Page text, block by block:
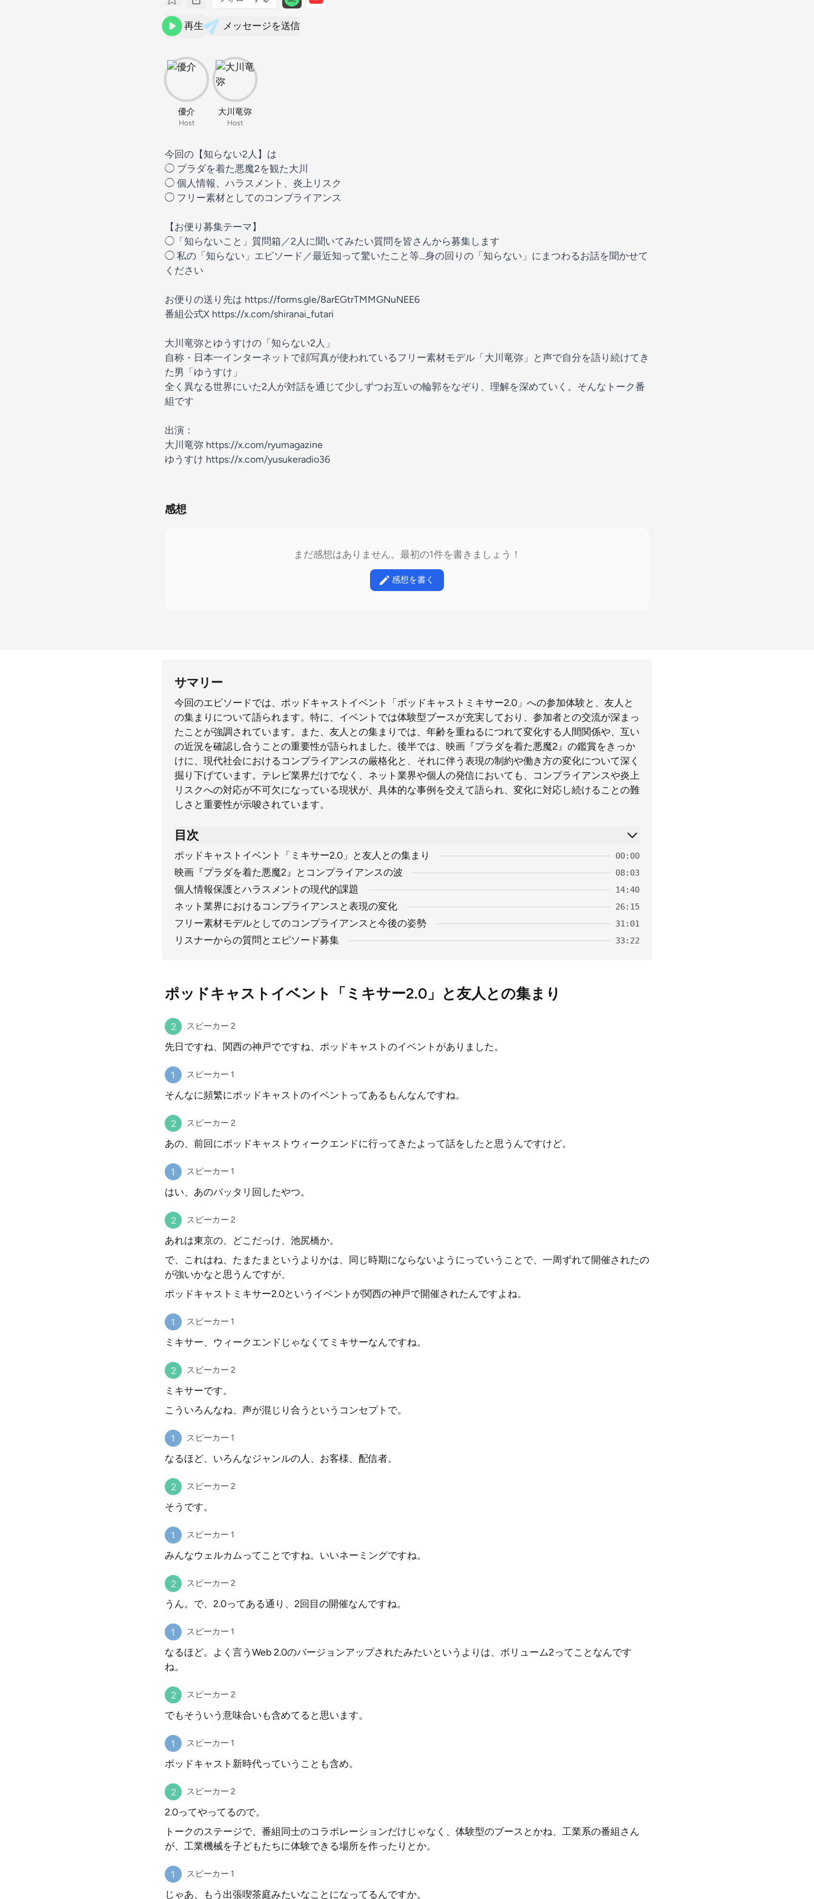
再生 メッセージを送信
優介
Host
大川竜弥
Host
今回の【知らない2人】は
◯ プラダを着た悪魔2を観た大川
◯ 個人情報、ハラスメント、炎上リスク
◯ フリー素材としてのコンプライアンス
【お便り募集テーマ】
◯「知らないこと」質問箱／2人に聞いてみたい質問を皆さんから募集します
◯ 私の「知らない」エピソード／最近知って驚いたこと等…身の回りの「知らない」にまつわるお話を聞かせて
ください
お便りの送り先は https://forms.gle/8arEGtrTMMGNuNEE6
番組公式X https://x.com/shiranai_futari
大川竜弥とゆうすけの「知らない2人」
自称・日本一インターネットで顔写真が使われているフリー素材モデル「大川竜弥」と声で自分を語り続けてき
た男「ゆうすけ」
全く異なる世界にいた2人が対話を通じて少しずつお互いの輪郭をなぞり、理解を深めていく。そんなトーク番
組です
出演：
大川竜弥 https://x.com/ryumagazine
ゆうすけ https://x.com/yusukeradio36
感想
まだ感想はありません。最初の1件を書きましょう！
感想を書く
サマリー
今回のエピソードでは、ポッドキャストイベント「ポッドキャストミキサー2.0」への参加体験と、友人と
の集まりについて語られます。特に、イベントでは体験型ブースが充実しており、参加者との交流が深まっ
たことが強調されています。また、友人との集まりでは、年齢を重ねるにつれて変化する人間関係や、互い
の近況を確認し合うことの重要性が語られました。後半では、映画『プラダを着た悪魔2』の鑑賞をきっか
けに、現代社会におけるコンプライアンスの厳格化と、それに伴う表現の制約や働き方の変化について深く
掘り下げています。テレビ業界だけでなく、ネット業界や個人の発信においても、コンプライアンスや炎上
リスクへの対応が不可欠になっている現状が、具体的な事例を交えて語られ、変化に対応し続けることの難
しさと重要性が示唆されています。
目次
ポッドキャストイベント「ミキサー2.0」と友人との集まり 00:00
映画『プラダを着た悪魔2』とコンプライアンスの波 08:03
個人情報保護とハラスメントの現代的課題 14:40
ネット業界におけるコンプライアンスと表現の変化 26:15
フリー素材モデルとしてのコンプライアンスと今後の姿勢 31:01
リスナーからの質問とエピソード募集 33:22
ポッドキャストイベント「ミキサー2.0」と友人との集まり
スピーカー 2
先日ですね、関西の神戸でですね、ポッドキャストのイベントがありました。
スピーカー 1
そんなに頻繁にポッドキャストのイベントってあるもんなんですね。
スピーカー 2
あの、前回にポッドキャストウィークエンドに行ってきたよって話をしたと思うんですけど。
スピーカー 1
はい、あのバッタリ回したやつ。
スピーカー 2
あれは東京の、どこだっけ、池尻橋か。
で、これはね、たまたまというよりかは、同じ時期にならないようにっていうことで、一周ずれて開催されたの
が強いかなと思うんですが、
ポッドキャストミキサー2.0というイベントが関西の神戸で開催されたんですよね。
スピーカー 1
ミキサー、ウィークエンドじゃなくてミキサーなんですね。
スピーカー 2
ミキサーです。
こういろんなね、声が混じり合うというコンセプトで。
スピーカー 1
なるほど、いろんなジャンルの人、お客様、配信者。
スピーカー 2
そうです。
スピーカー 1
みんなウェルカムってことですね。いいネーミングですね。
スピーカー 2
うん。で、2.0ってある通り、2回目の開催なんですね。
スピーカー 1
なるほど。よく言うWeb 2.0のバージョンアップされたみたいというよりは、ボリューム2ってことなんです
ね。
スピーカー 2
でもそういう意味合いも含めてると思います。
スピーカー 1
ポッドキャスト新時代っていうことも含め。
スピーカー 2
2.0ってやってるので。
トークのステージで、番組同士のコラボレーションだけじゃなく、体験型のブースとかね、工業系の番組さん
が、工業機械を子どもたちに体験できる場所を作ったりとか。
スピーカー 1
じゃあ、もう出張喫茶庭みたいなことになってるんですか。